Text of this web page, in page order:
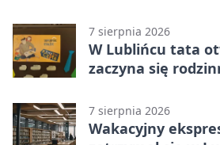
7 sierpnia 2026
W Lublińcu tata
zaczyna się
7 sierpnia 2026
Wakacyjny